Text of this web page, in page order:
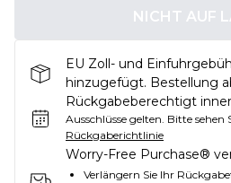
NICHT AUF
EU Zoll- und
hinzugefügt. Bestellung
Rückgabeberechtigt
Ausschlüsse gelten. Bitte sehen
Rückgaberichtlinie
Worry-Free Purchase®
Verlängern Sie Ihr